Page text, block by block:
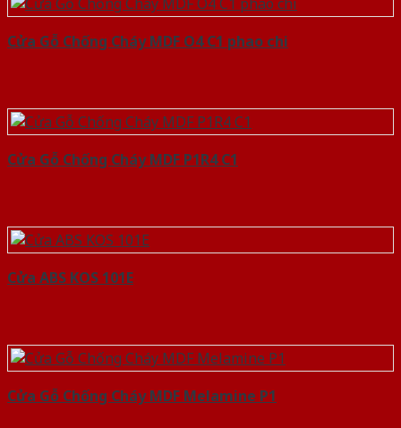
Cửa Gỗ Chống Cháy MDF O4 C1 phao chi
Cửa Gỗ Chống Cháy MDF P1R4 C1
Cửa ABS KOS 101E
Cửa Gỗ Chống Cháy MDF Melamine P1